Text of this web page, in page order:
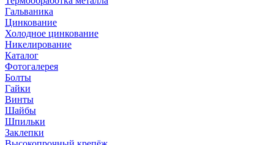
Гальваника
Цинкование
Холодное цинкование
Никелирование
Каталог
Фотогалерея
Болты
Гайки
Винты
Шайбы
Шпильки
Заклепки